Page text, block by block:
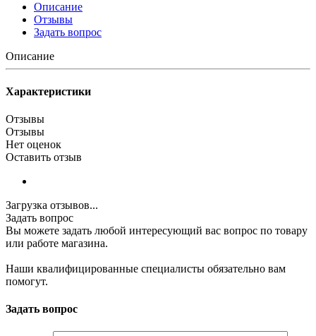
Описание
Отзывы
Задать вопрос
Описание
Характеристики
Отзывы
Отзывы
Нет оценок
Оставить отзыв
Загрузка отзывов...
Задать вопрос
Вы можете задать любой интересующий вас вопрос по товару
или работе магазина.
Наши квалифицированные специалисты обязательно вам
помогут.
Задать вопрос